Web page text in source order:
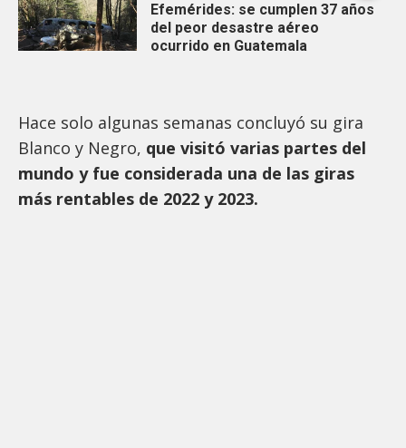
Efemérides: se cumplen 37 años
del peor desastre aéreo
ocurrido en Guatemala
Hace solo algunas semanas concluyó su gira
Blanco y Negro, que visitó varias partes del
mundo y fue considerada una de las giras
más rentables de 2022 y 2023.